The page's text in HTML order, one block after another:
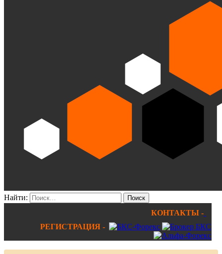
Найти:
КОНТАКТЫ -
РЕГИСТРАЦИЯ -